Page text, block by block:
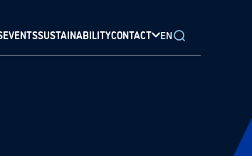
EVENTSSUSTAINABILITYCONTACT EN